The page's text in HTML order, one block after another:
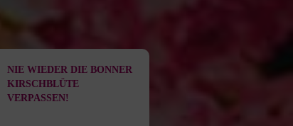
NIE WIEDER DIE BONNER
KIRSCHBLÜTE
VERPASSEN!